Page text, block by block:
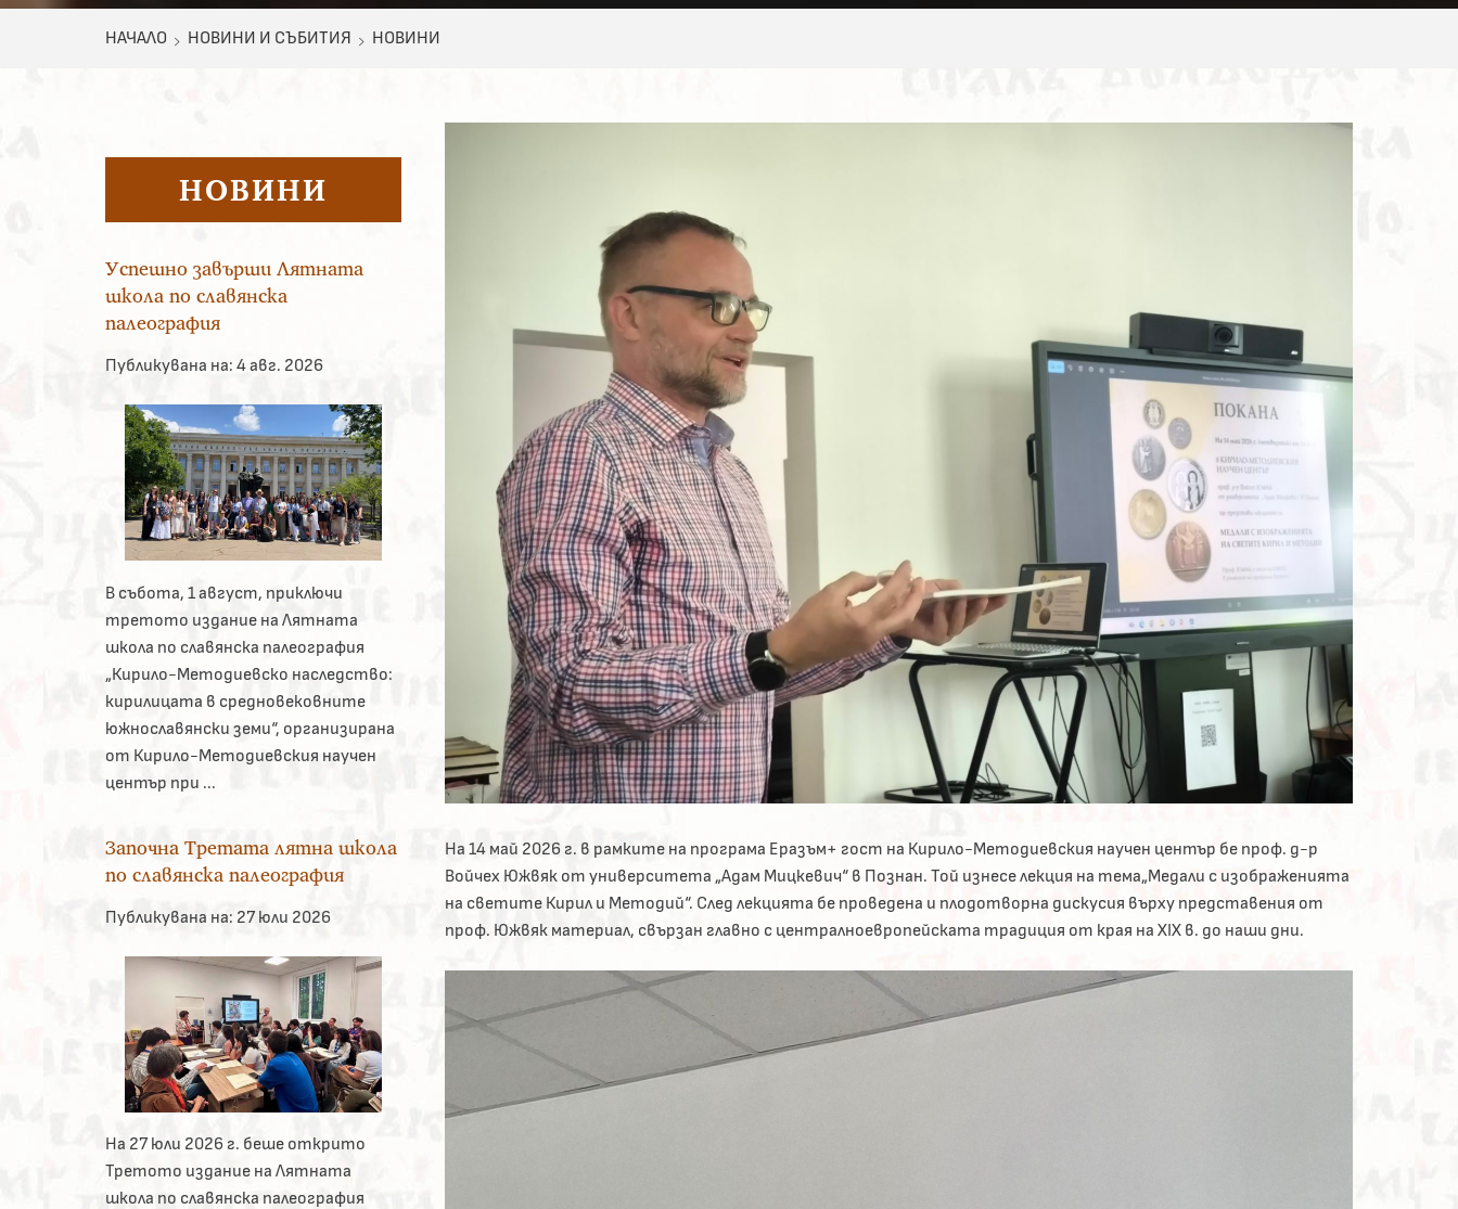
НАЧАЛО НОВИНИ И СЪБИТИЯ НОВИНИ
На 14 май 2026 г. в рамките на програма Еразъм+ гост на Кирило-Методиевския научен център бе проф. д-р
Войчех Южвяк от университета „Адам Мицкевич“ в Познан. Той изнесе лекция на тема„Медали с изображенията
на светите Кирил и Методий“. След лекцията бе проведена и плодотворна дискусия върху представения от
проф. Южвяк материал, свързан главно с централноевропейската традиция от края на ХIХ в. до наши дни.
НОВИНИ
Успешно завърши Лятната
школа по славянска
палеография
Публикувана на: 4 авг. 2026
В събота, 1 август, приключи
третото издание на Лятната
школа по славянска палеография
„Кирило-Методиевско наследство:
кирилицата в средновековните
южнославянски земи“, организирана
от Кирило-Методиевския научен
център при ...
Започна Третата лятна школа
по славянска палеография
Публикувана на: 27 юли 2026
На 27 юли 2026 г. беше открито
Третото издание на Лятната
школа по славянска палеография